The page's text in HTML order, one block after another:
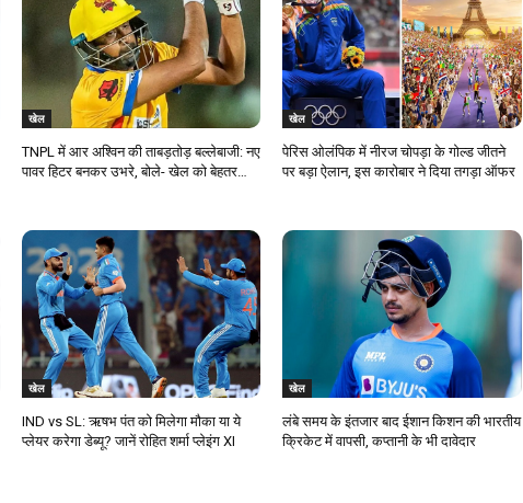
खेल
TNPL में आर अश्विन की ताबड़तोड़ बल्‍लेबाजी: नए
पावर हिटर बनकर उभरे, बोले- खेल को बेहतर…
खेल
पेरिस ओलंपिक में नीरज चोपड़ा के गोल्ड जीतने
पर बड़ा ऐलान, इस कारोबार ने दिया तगड़ा ऑफर
खेल
IND vs SL: ऋषभ पंत को मिलेगा मौका या ये
प्लेयर करेगा डेब्यू? जानें रोहित शर्मा प्लेइंग XI
खेल
लंबे समय के इंतजार बाद ईशान किशन की भारतीय
क्रिकेट में वापसी, कप्तानी के भी दावेदार